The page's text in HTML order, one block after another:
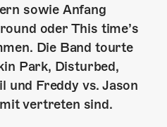
sowie Anfang
oder This time’s
Die Band tourte
Park, Disturbed,
und Freddy vs. Jason
vertreten sind.